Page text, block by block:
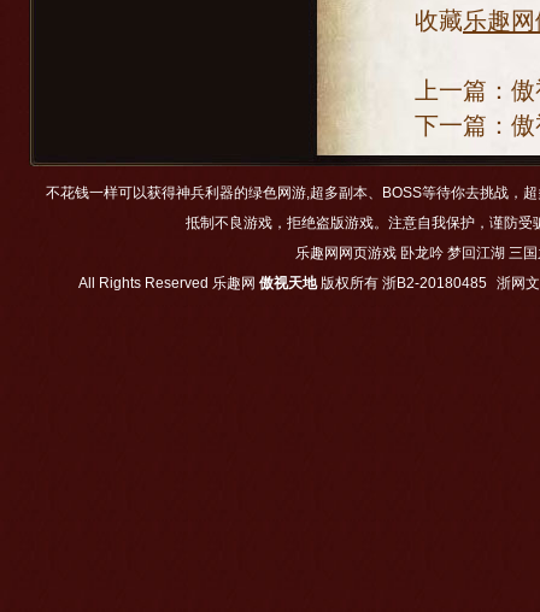
收藏乐趣
上一篇：
下一篇：
不花钱一样可以获得神兵利器的绿色网游,超多副本、BOSS等待你去挑战，
抵制不良游戏，拒绝盗版游戏。注意自我保护，谨防
乐趣网网页游戏 卧龙吟 梦回江湖 三
All Rights Reserved 乐趣网 傲视天地版权所有 浙B2-20180485 浙网